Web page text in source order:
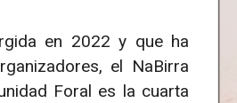
en 2022 y que ha
el NaBirra
Foral es la cuarta